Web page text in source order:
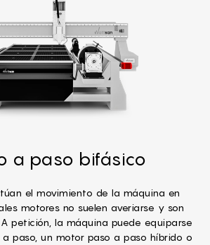
a paso bifásico
el movimiento de la máquina en
motores no suelen averiarse y son
petición, la máquina puede equiparse
paso, un motor paso a paso híbrido o